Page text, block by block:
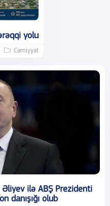
yolu
Cəmiyyət
ilə ABŞ Prezidenti
danışığı olub